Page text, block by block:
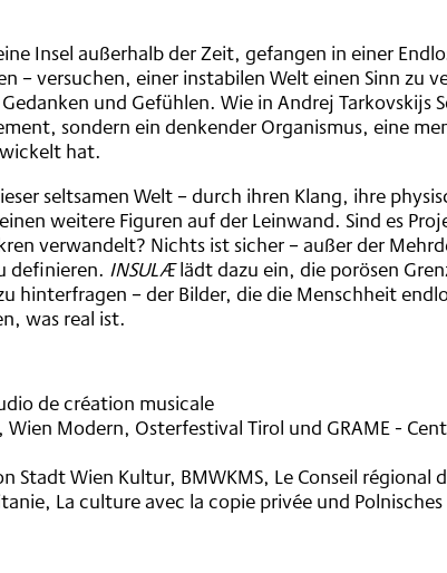
Insel außerhalb der Zeit, gefangen in einer
– versuchen, einer instabilen Welt einen Sinn zu
und Gefühlen. Wie in Andrej Tarkovskijs
sondern ein denkender Organismus, eine
hat.
seltsamen Welt – durch ihren Klang, ihre
weitere Figuren auf der Leinwand. Sind es
verwandelt? Nichts ist sicher – außer der
definieren. INSULÆlädt dazu ein, die porösen
hinterfragen – der Bilder, die die Menschheit
was real ist.
de création musicale
Modern, Osterfestival Tirol und GRAME -
Wien Kultur, BMWKMS, Le Conseil régional
La culture avec la copie privée und